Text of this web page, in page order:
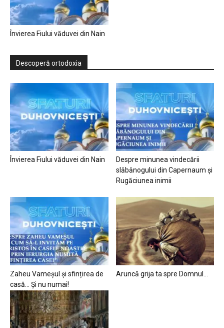
Învierea Fiului văduvei din Nain
Descoperă ortodoxia
Învierea Fiului văduvei din Nain
Despre minunea vindecării
slăbănogului din Capernaum și
Rugăciunea inimii
Zaheu Vameșul și sfințirea de
casă… Și nu numai!
Aruncă grija ta spre Domnul…